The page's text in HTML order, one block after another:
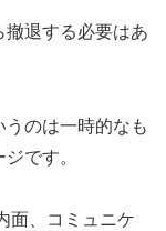
退する必要はあ
うのは一時的なも
です。
面、コミュニケ